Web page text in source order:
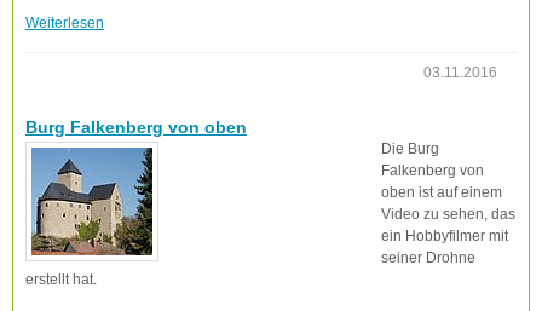
Weiterlesen
03.11.2016
Burg Falkenberg von oben
Die Burg
Falkenberg von
oben ist auf einem
Video zu sehen, das
ein Hobbyfilmer mit
seiner Drohne
erstellt hat.